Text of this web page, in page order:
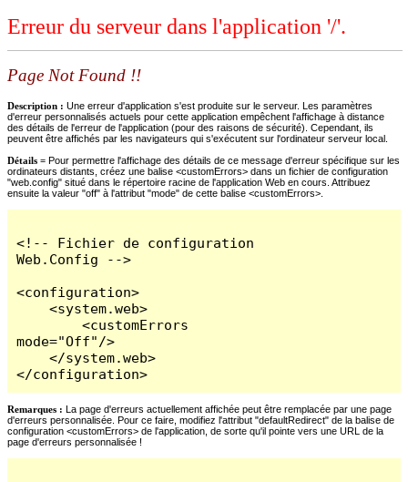
Erreur du serveur dans l'application '/'.
Page Not Found !!
Description : Une erreur d'application s'est produite sur le serveur. Les paramètres
d'erreur personnalisés actuels pour cette application empêchent l'affichage à distance
des détails de l'erreur de l'application (pour des raisons de sécurité). Cependant, ils
peuvent être affichés par les navigateurs qui s'exécutent sur l'ordinateur serveur local.
Détails = Pour permettre l'affichage des détails de ce message d'erreur spécifique sur les
ordinateurs distants, créez une balise <customErrors> dans un fichier de configuration
"web.config" situé dans le répertoire racine de l'application Web en cours. Attribuez
ensuite la valeur "off" à l'attribut "mode" de cette balise <customErrors>.
<!-- Fichier de configuration
Web.Config -->
<configuration>
    <system.web>
        <customErrors
mode="Off"/>
    </system.web>
</configuration>
Remarques : La page d'erreurs actuellement affichée peut être remplacée par une page
d'erreurs personnalisée. Pour ce faire, modifiez l'attribut "defaultRedirect" de la balise de
configuration <customErrors> de l'application, de sorte qu'il pointe vers une URL de la
page d'erreurs personnalisée !